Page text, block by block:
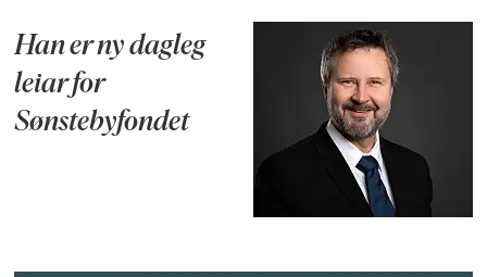
Han er ny dagleg
leiar for
Sønstebyfondet